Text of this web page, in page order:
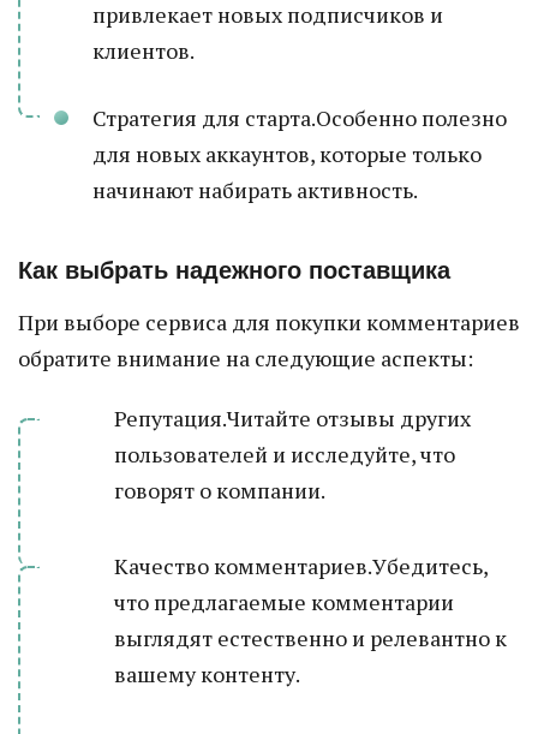
привлекает новых подписчиков и
клиентов.
Стратегия для старта.Особенно полезно
для новых аккаунтов, которые только
начинают набирать активность.
Как выбрать надежного поставщика
При выборе сервиса для покупки комментариев
обратите внимание на следующие аспекты:
Репутация.Читайте отзывы других
пользователей и исследуйте, что
говорят о компании.
Качество комментариев.Убедитесь,
что предлагаемые комментарии
выглядят естественно и релевантно к
вашему контенту.